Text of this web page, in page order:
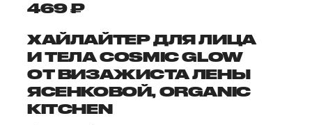
469 ₽
ХАЙЛАЙТЕР ДЛЯ ЛИЦА
И ТЕЛА COSMIC GLOW
ОТ ВИЗАЖИСТА ЛЕНЫ
ЯСЕНКОВОЙ, ORGANIC
KITCHEN